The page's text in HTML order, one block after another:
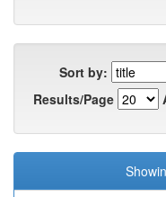
Sort by:
Results/Page